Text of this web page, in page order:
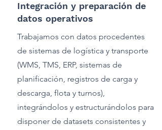
Integración y preparación de
datos operativos
Trabajamos con datos procedentes
de sistemas de logística y transporte
(WMS, TMS, ERP, sistemas de
planificación, registros de carga y
descarga, flota y turnos),
integrándolos y estructurándolos para
disponer de datasets consistentes y